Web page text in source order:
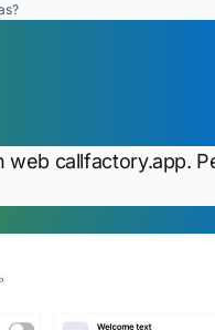
web callfactory.app.